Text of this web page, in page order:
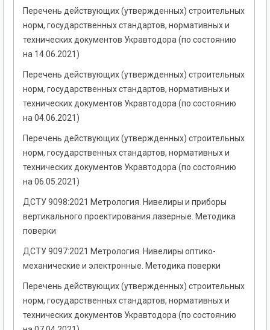
Перечень действующих (утвержденных) строительных
норм, государственных стандартов, нормативных и
технических документов Укравтодора (по состоянию
на 14.06.2021)
Перечень действующих (утвержденных) строительных
норм, государственных стандартов, нормативных и
технических документов Укравтодора (по состоянию
на 04.06.2021)
Перечень действующих (утвержденных) строительных
норм, государственных стандартов, нормативных и
технических документов Укравтодора (по состоянию
на 06.05.2021)
ДСТУ 9098:2021 Метрология. Нивелиры и приборы
вертикального проектирования лазерные. Методика
поверки
ДСТУ 9097:2021 Метрология. Нивелиры оптико-
механические и электронные. Методика поверки
Перечень действующих (утвержденных) строительных
норм, государственных стандартов, нормативных и
технических документов Укравтодора (по состоянию